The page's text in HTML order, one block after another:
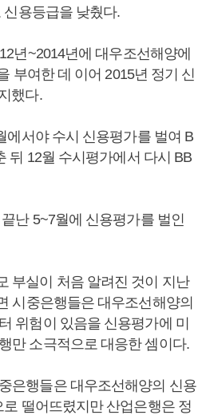
용등급을 낮췄다.
년~2014년에 대우조선해양에
부여한 데 이어 2015년 정기 신
했다.
에서야 수시 신용평가를 벌여 B
뒤 12월 수시평가에서 다시 BB
난 5~7월에 신용평가를 벌인
부실이 처음 알려진 것이 지난
시중은행들은 대우조선해양의
위험이 있음을 신용평가에 미
만 소극적으로 대응한 셈이다.
은행들은 대우조선해양의 신용
떨어뜨렸지만 산업은행은 정